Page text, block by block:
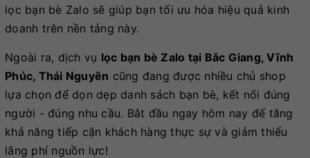
lọc bạn bè Zalo sẽ giúp bạn tối ưu hóa hiệu quả kinh
doanh trên nền tảng này.
Ngoài ra, dịch vụ lọc bạn bè Zalo tại Bắc Giang, Vĩnh
Phúc, Thái Nguyên cũng đang được nhiều chủ shop
lựa chọn để dọn dẹp danh sách bạn bè, kết nối đúng
người - đúng nhu cầu. Bắt đầu ngay hôm nay để tăng
khả năng tiếp cận khách hàng thực sự và giảm thiểu
lãng phí nguồn lực!